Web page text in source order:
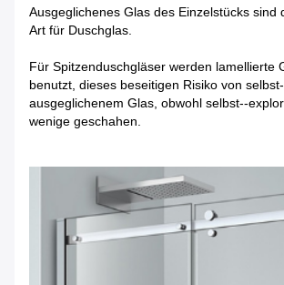
Ausgeglichenes Glas des Einzelstücks sind
Art für Duschglas.
Für Spitzenduschgläser werden lamellierte
benutzt, dieses beseitigen Risiko von
ausgeglichenem Glas, obwohl selbst--
wenige geschahen.